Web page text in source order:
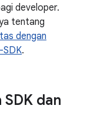
developer.
tentang
dengan
SDK.
dan